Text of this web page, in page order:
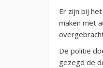
Er zijn bij
maken met
De politie
gezegd de